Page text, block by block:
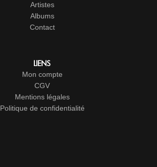
Artistes
Albums
Contact
LIENS
Mon compte
CGV
Mentions légales
Politique de confidentialité